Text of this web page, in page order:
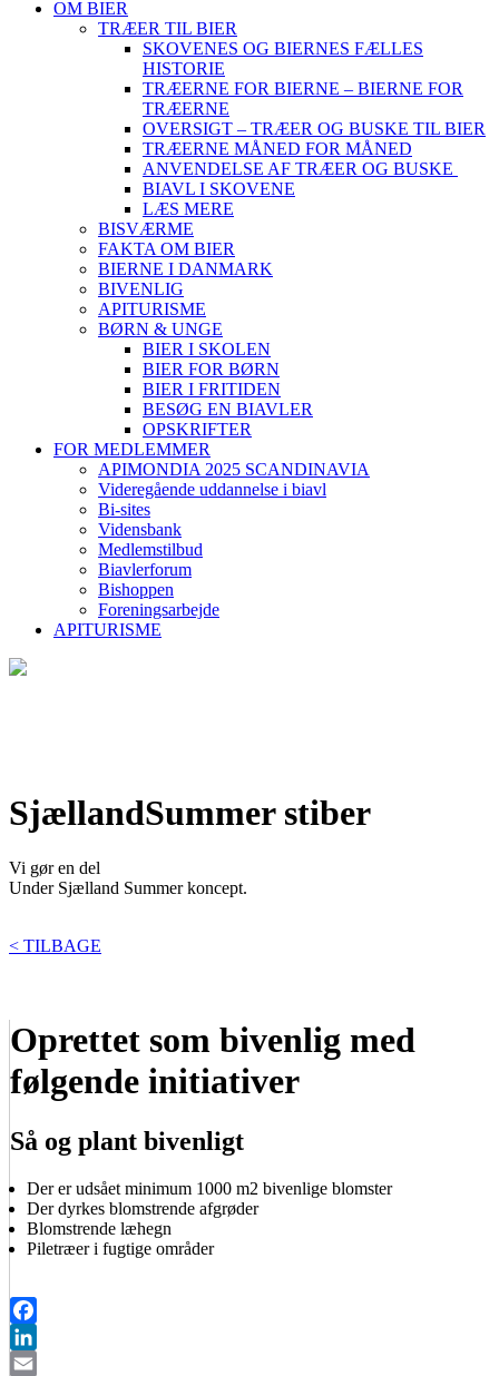
OM BIER
TRÆER TIL BIER
SKOVENES OG BIERNES FÆLLES
HISTORIE
TRÆERNE FOR BIERNE – BIERNE FOR
TRÆERNE
OVERSIGT – TRÆER OG BUSKE TIL BIER
TRÆERNE MÅNED FOR MÅNED
ANVENDELSE AF TRÆER OG BUSKE
BIAVL I SKOVENE
LÆS MERE
BISVÆRME
FAKTA OM BIER
BIERNE I DANMARK
BIVENLIG
APITURISME
BØRN & UNGE
BIER I SKOLEN
BIER FOR BØRN
BIER I FRITIDEN
BESØG EN BIAVLER
OPSKRIFTER
FOR MEDLEMMER
APIMONDIA 2025 SCANDINAVIA
Videregående uddannelse i biavl
Bi-sites
Vidensbank
Medlemstilbud
Biavlerforum
Bishoppen
Foreningsarbejde
APITURISME
SjællandSummer stiber
Vi gør en del
Under Sjælland Summer koncept.
< TILBAGE
Oprettet som bivenlig med
følgende initiativer
Så og plant bivenligt
Der er udsået minimum 1000 m2 bivenlige blomster
Der dyrkes blomstrende afgrøder
Blomstrende læhegn
Piletræer i fugtige områder
Facebook
LinkedIn